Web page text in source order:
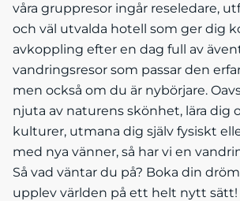
våra gruppresor ingår reseledare,
och väl utvalda hotell som ger dig
avkoppling efter en dag full av
vandringsresor som passar den
men också om du är nybörjare.
njuta av naturens skönhet, lära dig
kulturer, utmana dig själv fysiskt
med nya vänner, så har vi en
Så vad väntar du på? Boka din
upplev världen på ett helt nytt sätt!